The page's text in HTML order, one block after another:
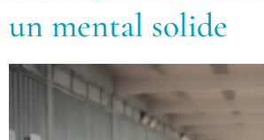
un mental solide